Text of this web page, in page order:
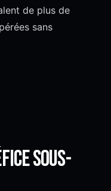
de plus de
sans
sous-